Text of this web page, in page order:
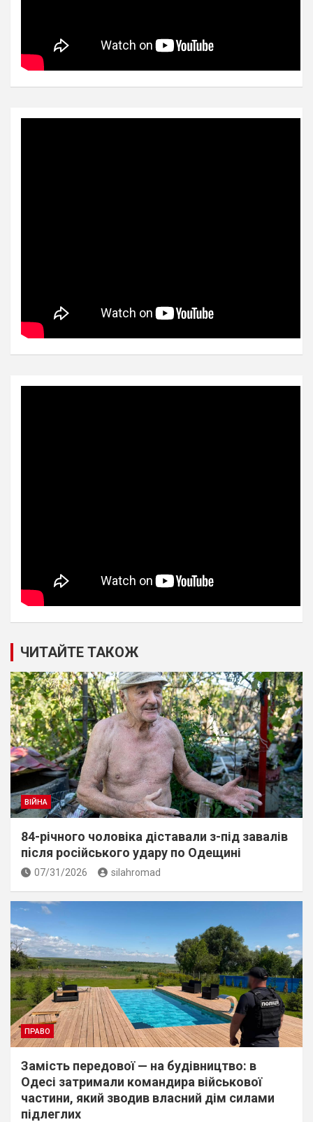
ЧИТАЙТЕ ТАКОЖ
ВІЙНА
84-річного чоловіка діставали з-під завалів
пiсля росiйського удару по Одещині
07/31/2026 silahromad
ПРАВО
Замість передової — на будівництво: в
Одесі затримали командира військової
частини, який зводив власний дім силами
підлеглих